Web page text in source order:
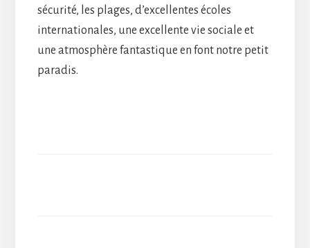
sécurité, les plages, d’excellentes écoles
internationales, une excellente vie sociale et
une atmosphère fantastique en font notre petit
paradis.